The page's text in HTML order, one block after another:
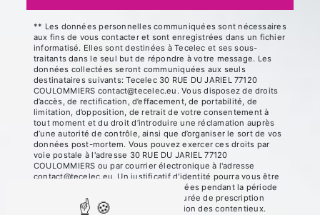
** Les données personnelles communiquées sont nécessaires
aux fins de vous contacter et sont enregistrées dans un fichier
informatisé. Elles sont destinées à Tecelec et ses sous-
traitants dans le seul but de répondre à votre message. Les
données collectées seront communiquées aux seuls
destinataires suivants: Tecelec 30 RUE DU JARIEL 77120
COULOMMIERS contact@tecelec.eu. Vous disposez de droits
d’accès, de rectification, d’effacement, de portabilité, de
limitation, d’opposition, de retrait de votre consentement à
tout moment et du droit d’introduire une réclamation auprès
d’une autorité de contrôle, ainsi que d’organiser le sort de vos
données post-mortem. Vous pouvez exercer ces droits par
voie postale à l'adresse 30 RUE DU JARIEL 77120
COULOMMIERS ou par courrier électronique à l'adresse
contact@tecelec.eu. Un justificatif d'identité pourra vous être
demandé. Nous conservons vos données pendant la période
de prise de contact puis pendant la durée de prescription
légale aux fins probatoires et de gestion des contentieux.